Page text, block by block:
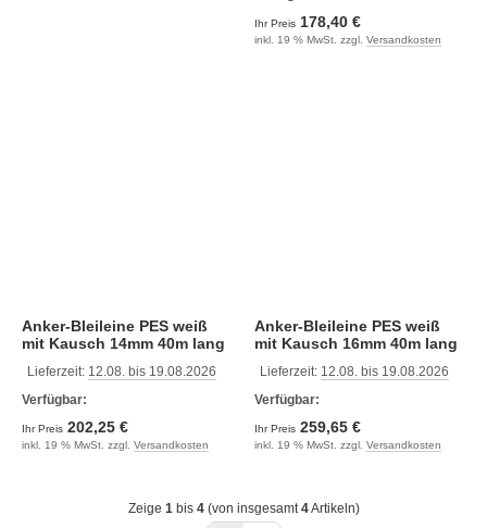
Ihr Preis 178,40 €
inkl. 19 % MwSt. zzgl. Versandkosten
Anker-Bleileine PES weiß
mit Kausch 14mm 40m lang
Lieferzeit: 12.08. bis 19.08.2026
Verfügbar:
Ihr Preis 202,25 €
inkl. 19 % MwSt. zzgl. Versandkosten
Anker-Bleileine PES weiß
mit Kausch 16mm 40m lang
Lieferzeit: 12.08. bis 19.08.2026
Verfügbar:
Ihr Preis 259,65 €
inkl. 19 % MwSt. zzgl. Versandkosten
Zeige 1bis 4(von insgesamt4Artikeln)